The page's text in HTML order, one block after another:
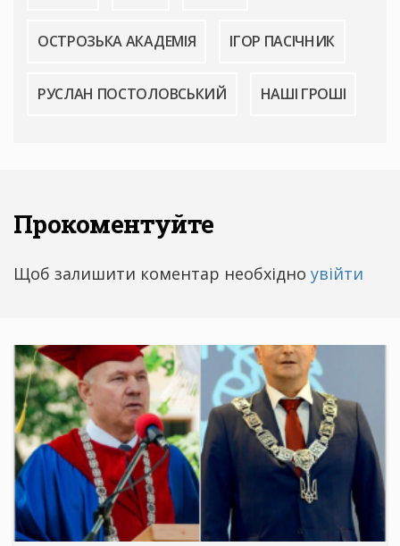
ОСТРОЗЬКА АКАДЕМІЯ ІГОР ПАСІЧНИК
РУСЛАН ПОСТОЛОВСЬКИЙ НАШІ ГРОШІ
Прокоментуйте
Щоб залишити коментар необхідно увійти